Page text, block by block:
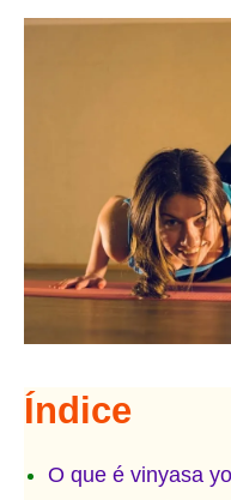
Índice
O que é vinyasa